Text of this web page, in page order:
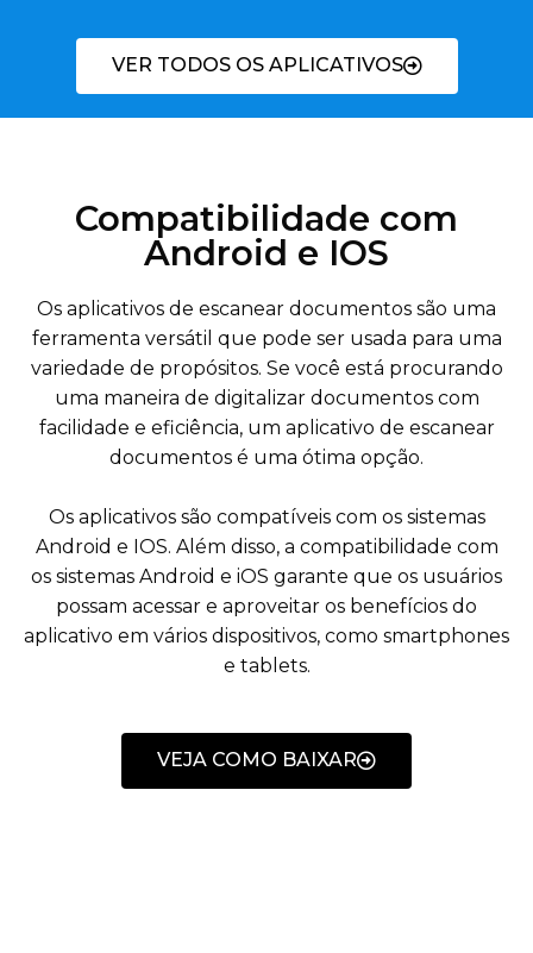
VER TODOS OS APLICATIVOS
Compatibilidade com
Android e IOS
Os aplicativos de escanear documentos são uma
ferramenta versátil que pode ser usada para uma
variedade de propósitos. Se você está procurando
uma maneira de digitalizar documentos com
facilidade e eficiência, um aplicativo de escanear
documentos é uma ótima opção.
Os aplicativos são compatíveis com os sistemas
Android e IOS. Além disso, a compatibilidade com
os sistemas Android e iOS garante que os usuários
possam acessar e aproveitar os benefícios do
aplicativo em vários dispositivos, como smartphones
e tablets.
VEJA COMO BAIXAR